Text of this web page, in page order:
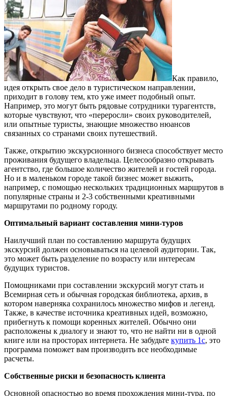
Как правило,
идея открыть свое дело в туристическом направлении,
приходит в голову тем, кто уже имеет подобный опыт.
Например, это могут быть рядовые сотрудники турагентств,
которые чувствуют, что «переросли» своих руководителей,
или опытные туристы, знающие множество нюансов
связанных со странами своих путешествий.
Также, открытию экскурсионного бизнеса способствует место
проживания будущего владельца. Целесообразно открывать
агентство, где большое количество жителей и гостей города.
Но и в маленьком городе такой бизнес может выжить,
например, с помощью нескольких традиционных маршрутов в
популярные страны и 2-3 собственными креативными
маршрутами по родному городу.
Оптимальный вариант составления мини-туров
Наилучший план по составлению маршрута будущих
экскурсий должен основываться на целевой аудитории. Так,
это может быть разделение по возрасту или интересам
будущих туристов.
Помощниками при составлении экскурсий могут стать и
Всемирная сеть и обычная городская библиотека, архив, в
котором наверняка сохранилось множество мифов и легенд.
Также, в качестве источника креативных идей, возможно,
прибегнуть к помощи коренных жителей. Обычно они
расположены к диалогу и знают то, что не найти ни в одной
книге или на просторах интернета. Не забудьте купить 1с, это
программа поможет вам производить все необходимые
расчеты.
Собственные риски и безопасность клиента
Основной опасностью во время прохождения мини-тура, по